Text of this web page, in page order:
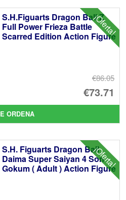
¡Oferta!
S.H.Figuarts Dragon Ball Z
Full Power Frieza Battle
Scarred Edition Action Figure
€86.05
€73.71
El
ORDENA
¡Oferta!
S.H. Figuarts Dragon Ball
Daima Super Saiyan 4 Son
Gokum ( Adult ) Action Figure